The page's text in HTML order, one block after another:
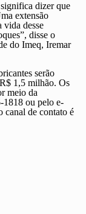
dizer que
extensão
vida desse
disse o
do Imeq, Iremar
serão
1,5 milhão. Os
meio da
ou pelo e-
canal de contato é